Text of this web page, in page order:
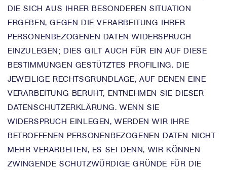
DIE SICH AUS IHRER BESONDEREN SITUATION
ERGEBEN, GEGEN DIE VERARBEITUNG IHRER
PERSONENBEZOGENEN DATEN WIDERSPRUCH
EINZULEGEN; DIES GILT AUCH FÜR EIN AUF DIESE
BESTIMMUNGEN GESTÜTZTES PROFILING. DIE
JEWEILIGE RECHTSGRUNDLAGE, AUF DENEN EINE
VERARBEITUNG BERUHT, ENTNEHMEN SIE DIESER
DATENSCHUTZERKLÄRUNG. WENN SIE
WIDERSPRUCH EINLEGEN, WERDEN WIR IHRE
BETROFFENEN PERSONENBEZOGENEN DATEN NICHT
MEHR VERARBEITEN, ES SEI DENN, WIR KÖNNEN
ZWINGENDE SCHUTZWÜRDIGE GRÜNDE FÜR DIE